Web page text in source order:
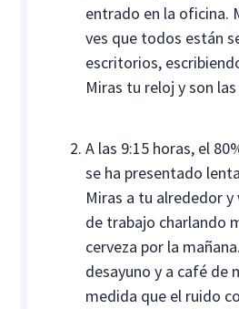
entrado en la oficina.
ves que todos están
escritorios,
Miras tu reloj y son las
A las 9:15 horas, el
se ha presentado
Miras a tu alrededor
de trabajo charlando
cerveza por la
desayuno y a café de
medida que el ruido